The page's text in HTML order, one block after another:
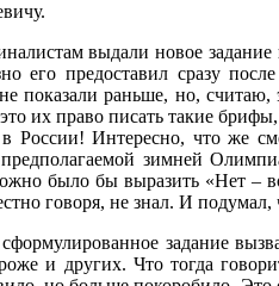
выдали новое
его предоставил сразу
показали раньше, но, считаю,
их право писать такие
России! Интересно, что же
зимней
было бы выразить «Нет –
говоря, не знал. И подумал,
задание
и других. Что тогда